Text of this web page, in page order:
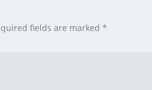
fields are marked*